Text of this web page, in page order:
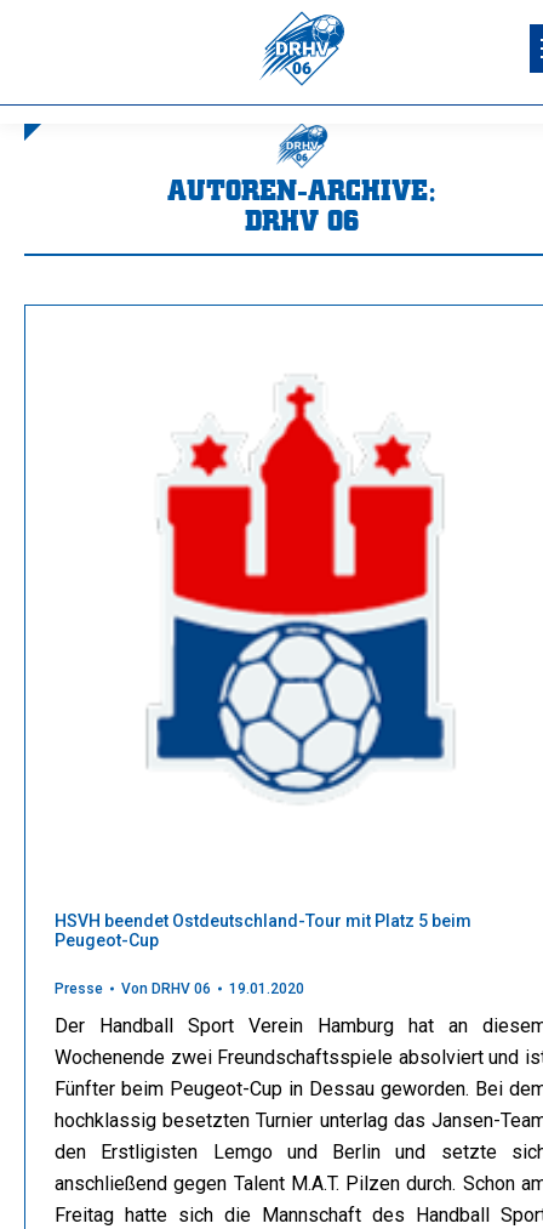
AUTOREN-ARCHIVE:
DRHV 06
HSVH beendet Ostdeutschland-Tour mit Platz 5 beim
Peugeot-Cup
Presse Von DRHV 06 19.01.2020
Der Handball Sport Verein Hamburg hat an
Wochenende zwei Freundschaftsspiele absolviert und
Fünfter beim Peugeot-Cup in Dessau geworden. Bei
hochklassig besetzten Turnier unterlag das Jansen-
den Erstligisten Lemgo und Berlin und setzte
anschließend gegen Talent M.A.T. Pilzen durch. Schon
Freitag hatte sich die Mannschaft des Handball